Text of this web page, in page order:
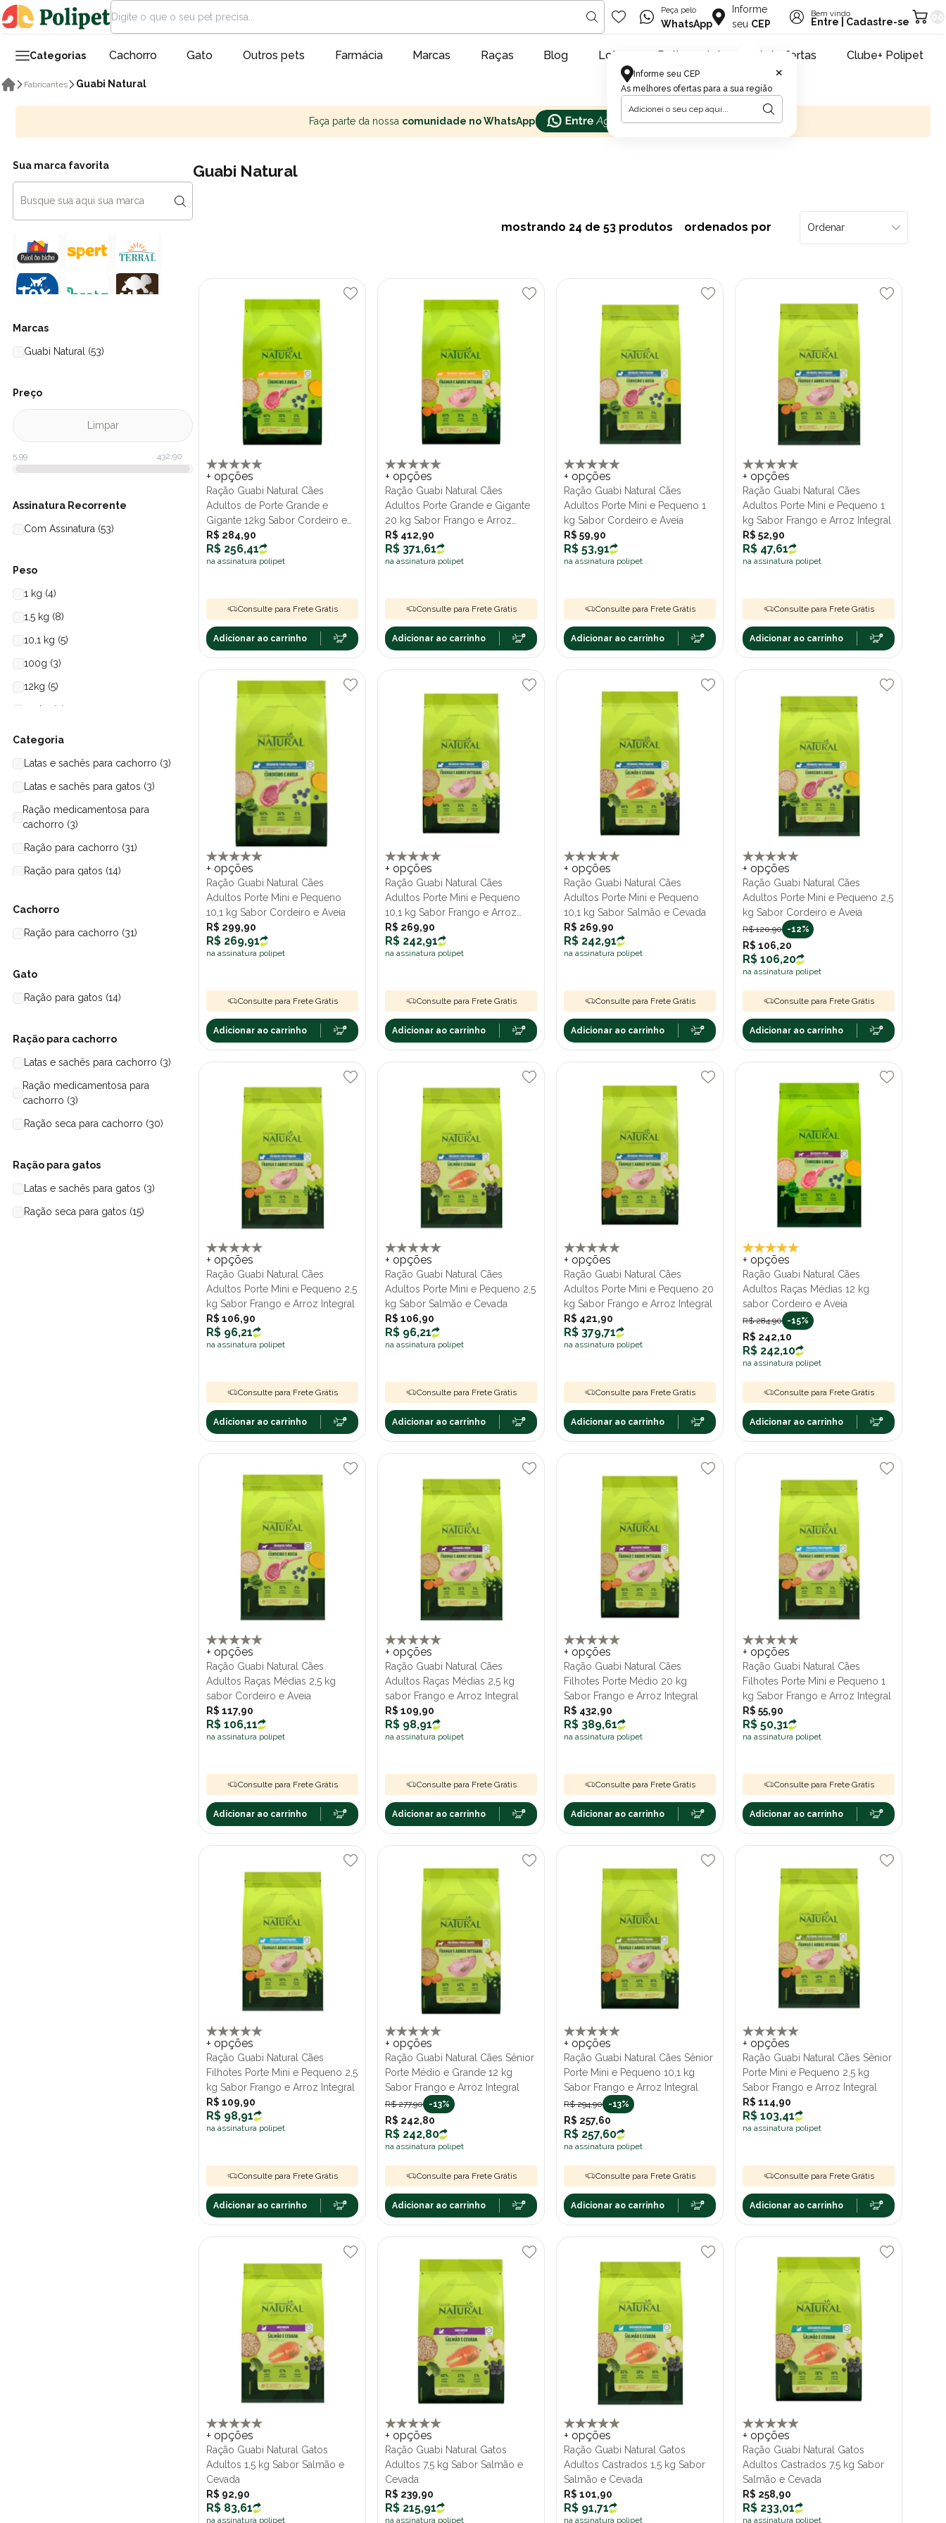
Peça pelo
WhatsApp
Informe
seu CEP
Informe seu CEP
As melhores ofertas para a sua região
×
Bem vindo
Entre Cadastre-se
Categorias Cachorro Gato Outros pets Farmácia Marcas Raças Blog Lojas Retire na loja Pet ofertas Clube+ Polipet
Fabricantes Guabi Natural
Faça parte da nossa comunidade no WhatsApp
Sua marca favorita
Marcas
Guabi Natural (53)
Preço
Limpar
Assinatura Recorrente
Com Assinatura (53)
Peso
1 kg (4)
1,5 kg (8)
10,1 kg (5)
100g (3)
12kg (5)
2,5 kg (9)
Categoria
Latas e sachês para cachorro (3)
Latas e sachês para gatos (3)
Ração medicamentosa para
cachorro (3)
Ração para cachorro (31)
Ração para gatos (14)
Cachorro
Ração para cachorro (31)
Gato
Ração para gatos (14)
Ração para cachorro
Latas e sachês para cachorro (3)
Ração medicamentosa para
cachorro (3)
Ração seca para cachorro (30)
Ração para gatos
Latas e sachês para gatos (3)
Ração seca para gatos (15)
Guabi Natural
mostrando 24 de 53 produtos ordenados por
+ opções
Ração Guabi Natural Cães
Adultos de Porte Grande e
Gigante 12kg Sabor Cordeiro e
Aveia
R$ 284,90
R$ 256,41
na assinatura polipet
Consulte para Frete Grátis
Adicionar ao carrinho
+ opções
Ração Guabi Natural Cães
Adultos Porte Grande e Gigante
20 kg Sabor Frango e Arroz
Integral
R$ 412,90
R$ 371,61
na assinatura polipet
Consulte para Frete Grátis
Adicionar ao carrinho
+ opções
Ração Guabi Natural Cães
Adultos Porte Mini e Pequeno 1
kg Sabor Cordeiro e Aveia
R$ 59,90
R$ 53,91
na assinatura polipet
Consulte para Frete Grátis
Adicionar ao carrinho
+ opções
Ração Guabi Natural Cães
Adultos Porte Mini e Pequeno 1
kg Sabor Frango e Arroz Integral
R$ 52,90
R$ 47,61
na assinatura polipet
Consulte para Frete Grátis
Adicionar ao carrinho
+ opções
Ração Guabi Natural Cães
Adultos Porte Mini e Pequeno
10,1 kg Sabor Cordeiro e Aveia
R$ 299,90
R$ 269,91
na assinatura polipet
Consulte para Frete Grátis
Adicionar ao carrinho
+ opções
Ração Guabi Natural Cães
Adultos Porte Mini e Pequeno
10,1 kg Sabor Frango e Arroz
Integral
R$ 269,90
R$ 242,91
na assinatura polipet
Consulte para Frete Grátis
Adicionar ao carrinho
+ opções
Ração Guabi Natural Cães
Adultos Porte Mini e Pequeno
10,1 kg Sabor Salmão e Cevada
R$ 269,90
R$ 242,91
na assinatura polipet
Consulte para Frete Grátis
Adicionar ao carrinho
+ opções
Ração Guabi Natural Cães
Adultos Porte Mini e Pequeno 2,5
kg Sabor Cordeiro e Aveia
R$ 120,90 -12%
R$ 106,20
R$ 106,20
na assinatura polipet
Consulte para Frete Grátis
Adicionar ao carrinho
+ opções
Ração Guabi Natural Cães
Adultos Porte Mini e Pequeno 2,5
kg Sabor Frango e Arroz Integral
R$ 106,90
R$ 96,21
na assinatura polipet
Consulte para Frete Grátis
Adicionar ao carrinho
+ opções
Ração Guabi Natural Cães
Adultos Porte Mini e Pequeno 2,5
kg Sabor Salmão e Cevada
R$ 106,90
R$ 96,21
na assinatura polipet
Consulte para Frete Grátis
Adicionar ao carrinho
+ opções
Ração Guabi Natural Cães
Adultos Porte Mini e Pequeno 20
kg Sabor Frango e Arroz Integral
R$ 421,90
R$ 379,71
na assinatura polipet
Consulte para Frete Grátis
Adicionar ao carrinho
+ opções
Ração Guabi Natural Cães
Adultos Raças Médias 12 kg
sabor Cordeiro e Aveia
R$ 284,90 -15%
R$ 242,10
R$ 242,10
na assinatura polipet
Consulte para Frete Grátis
Adicionar ao carrinho
+ opções
Ração Guabi Natural Cães
Adultos Raças Médias 2,5 kg
sabor Cordeiro e Aveia
R$ 117,90
R$ 106,11
na assinatura polipet
Consulte para Frete Grátis
Adicionar ao carrinho
+ opções
Ração Guabi Natural Cães
Adultos Raças Médias 2,5 kg
sabor Frango e Arroz Integral
R$ 109,90
R$ 98,91
na assinatura polipet
Consulte para Frete Grátis
Adicionar ao carrinho
+ opções
Ração Guabi Natural Cães
Filhotes Porte Médio 20 kg
Sabor Frango e Arroz Integral
R$ 432,90
R$ 389,61
na assinatura polipet
Consulte para Frete Grátis
Adicionar ao carrinho
+ opções
Ração Guabi Natural Cães
Filhotes Porte Mini e Pequeno 1
kg Sabor Frango e Arroz Integral
R$ 55,90
R$ 50,31
na assinatura polipet
Consulte para Frete Grátis
Adicionar ao carrinho
+ opções
Ração Guabi Natural Cães
Filhotes Porte Mini e Pequeno 2,5
kg Sabor Frango e Arroz Integral
R$ 109,90
R$ 98,91
na assinatura polipet
Consulte para Frete Grátis
Adicionar ao carrinho
+ opções
Ração Guabi Natural Cães Sênior
Porte Médio e Grande 12 kg
Sabor Frango e Arroz Integral
R$ 277,90 -13%
R$ 242,80
R$ 242,80
na assinatura polipet
Consulte para Frete Grátis
Adicionar ao carrinho
+ opções
Ração Guabi Natural Cães Sênior
Porte Mini e Pequeno 10,1 kg
Sabor Frango e Arroz Integral
R$ 294,90 -13%
R$ 257,60
R$ 257,60
na assinatura polipet
Consulte para Frete Grátis
Adicionar ao carrinho
+ opções
Ração Guabi Natural Cães Sênior
Porte Mini e Pequeno 2,5 kg
Sabor Frango e Arroz Integral
R$ 114,90
R$ 103,41
na assinatura polipet
Consulte para Frete Grátis
Adicionar ao carrinho
+ opções
Ração Guabi Natural Gatos
Adultos 1,5 kg Sabor Salmão e
Cevada
R$ 92,90
R$ 83,61
na assinatura polipet
+ opções
Ração Guabi Natural Gatos
Adultos 7,5 kg Sabor Salmão e
Cevada
R$ 239,90
R$ 215,91
na assinatura polipet
+ opções
Ração Guabi Natural Gatos
Adultos Castrados 1,5 kg Sabor
Salmão e Cevada
R$ 101,90
R$ 91,71
na assinatura polipet
+ opções
Ração Guabi Natural Gatos
Adultos Castrados 7,5 kg Sabor
Salmão e Cevada
R$ 258,90
R$ 233,01
na assinatura polipet